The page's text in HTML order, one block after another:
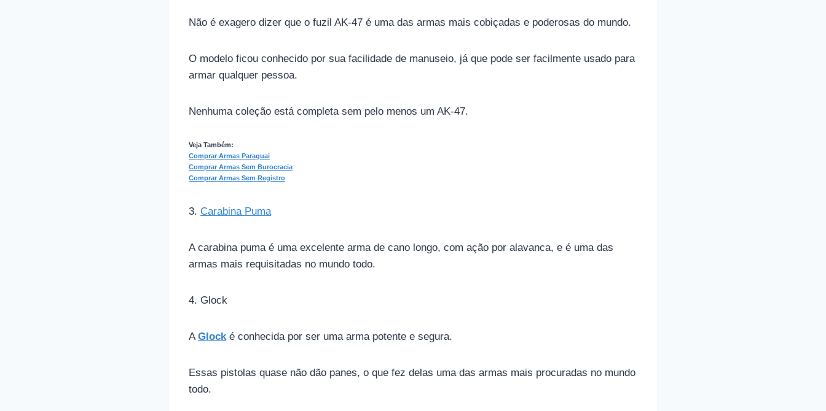
Não é exagero dizer que o fuzil AK-47 é uma das armas mais cobiçadas e poderosas do mundo.
O modelo ficou conhecido por sua facilidade de manuseio, já que pode ser facilmente usado para
armar qualquer pessoa.
Nenhuma coleção está completa sem pelo menos um AK-47.
Veja Também:
Comprar Armas Paraguai
Comprar Armas Sem Burocracia
Comprar Armas Sem Registro
3. Carabina Puma
A carabina puma é uma excelente arma de cano longo, com ação por alavanca, e é uma das
armas mais requisitadas no mundo todo.
4. Glock
AGlocké conhecida por ser uma arma potente e segura.
Essas pistolas quase não dão panes, o que fez delas uma das armas mais procuradas no mundo
todo.